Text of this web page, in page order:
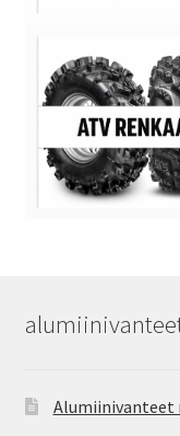
Alumiinivanteet